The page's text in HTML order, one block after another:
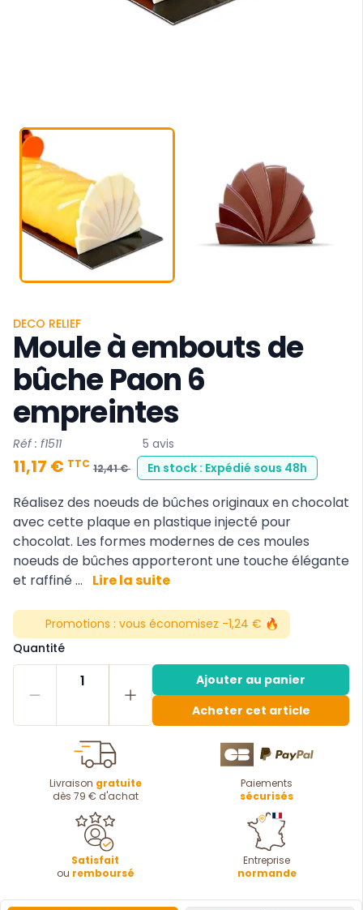
DECO RELIEF
Moule à embouts de
bûche Paon 6
empreintes
Réf : f1511 5 avis
11,17 € TTC 12,41 € En stock : Expédié sous 48h
Réalisez des noeuds de bûches originaux en chocolat
avec cette plaque en plastique injecté pour
chocolat. Les formes modernes de ces moules
noeuds de bûches apporteront une touche élégante
et raffiné ...
Lire la suite
Promotions : vous économisez -1,24 € 🔥
Quantité
1
Ajouter au panier
Acheter cet article
Livraison gratuite
dès 79 € d'achat
Paiements
sécurisés
Satisfait
ou remboursé
Entreprise
normande